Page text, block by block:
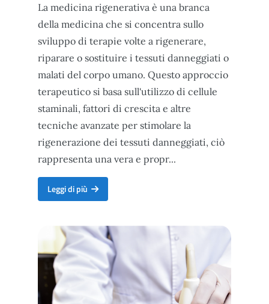
La medicina rigenerativa è una branca
della medicina che si concentra sullo
sviluppo di terapie volte a rigenerare,
riparare o sostituire i tessuti danneggiati o
malati del corpo umano. Questo approccio
terapeutico si basa sull'utilizzo di cellule
staminali, fattori di crescita e altre
tecniche avanzate per stimolare la
rigenerazione dei tessuti danneggiati, ciò
rappresenta una vera e propr...
Medicina rigenerativa, i nuovi orizzonti terapeutici per le
Leggi di più